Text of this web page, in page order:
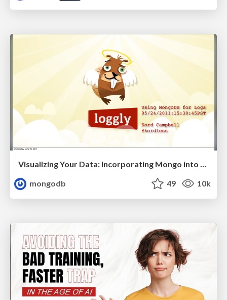
Visualizing Your Data: Incorporating Mongo into Loggly Infrastructure
mongodb
49 10k